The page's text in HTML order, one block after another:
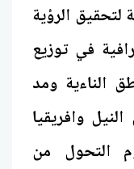
لتحقيق الرؤية
في توزيع
الناءية ومد
وافريقيا
التحول من